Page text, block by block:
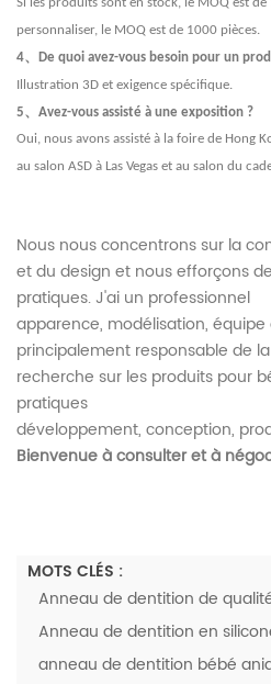
Si les produits sont en stock, le MOQ est de
personnaliser, le MOQ est de 1000 pièces.
4、
De quoi avez-vous besoin pour un
Illustration 3D et exigence spécifique.
5、
Avez-vous assisté à une exposition ?
Oui, nous avons assisté à la foire de Hong
au salon ASD à Las Vegas et au salon du
Nous nous concentrons sur la
et du design et nous efforçons
pratiques. J'ai un professionnel
apparence, modélisation,
principalement responsable de
recherche sur les produits pour
pratiques
développement, conception,
Bienvenue à consulter et à
MOTS CLÉS :
Anneau de dentition de
Anneau de dentition en
anneau de dentition bébé